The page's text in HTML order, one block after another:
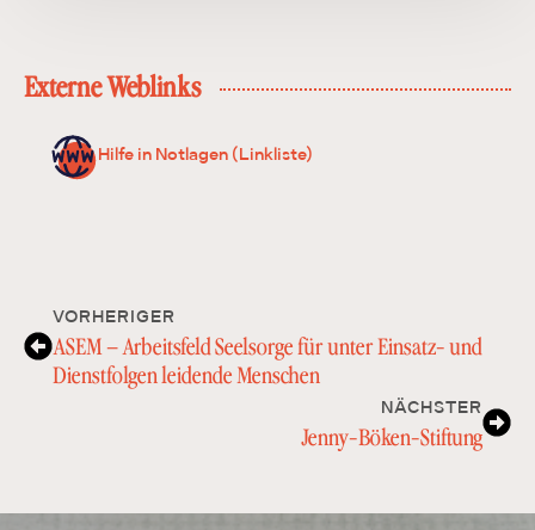
Externe Weblinks
Hilfe in Notlagen (Linkliste)
VORHERIGER
ASEM – Arbeitsfeld Seelsorge für unter Einsatz- und
Dienstfolgen leidende Menschen
NÄCHSTER
Jenny-Böken-Stiftung